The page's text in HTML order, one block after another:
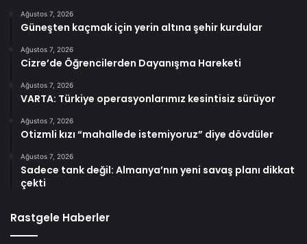
Ağustos 7, 2026
Güneşten kaçmak için yerin altına şehir kurdular
Ağustos 7, 2026
Cizre’de Öğrencilerden Dayanışma Hareketi
Ağustos 7, 2026
VARTA: Türkiye operasyonlarımız kesintisiz sürüyor
Ağustos 7, 2026
Otizmli kızı “mahallede istemiyoruz” diye dövdüler
Ağustos 7, 2026
Sadece tank değil: Almanya’nın yeni savaş planı dikkat
çekti
Rastgele Haberler